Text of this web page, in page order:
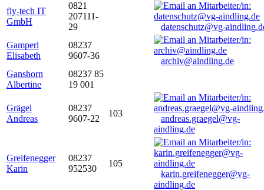
fly-tech IT
GmbH
0821
207111-
29
datenschutz@vg-
Gamperl
Elisabeth
08237
9607-36
archiv@aindling.de
Ganshorn
Albertine
08237 85
19 001
Grägel
Andreas
08237
9607-22
103
andreas.graegel@vg-
aindling.de
Greifenegger
Karin
08237
952530
105
karin.greifenegger@vg-
aindling.de